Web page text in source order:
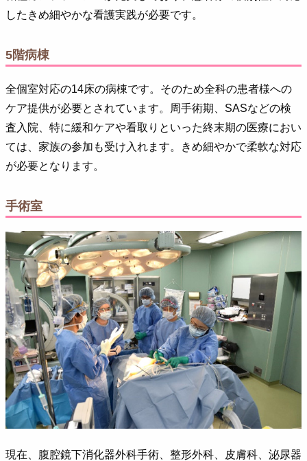
したきめ細やかな看護実践が必要です。
5階病棟
全個室対応の14床の病棟です。そのため全科の患者様への
ケア提供が必要とされています。周手術期、SASなどの検
査入院、特に緩和ケアや看取りといった終末期の医療におい
ては、家族の参加も受け入れます。きめ細やかで柔軟な対応
が必要となります。
手術室
現在、腹腔鏡下消化器外科手術、整形外科、皮膚科、泌尿器